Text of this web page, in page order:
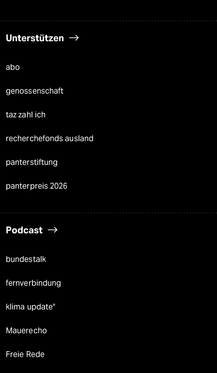
Unterstützen
abo
genossenschaft
taz zahl ich
recherchefonds ausland
panterstiftung
panterpreis 2026
Podcast
bundestalk
fernverbindung
klima update°
Mauerecho
Freie Rede